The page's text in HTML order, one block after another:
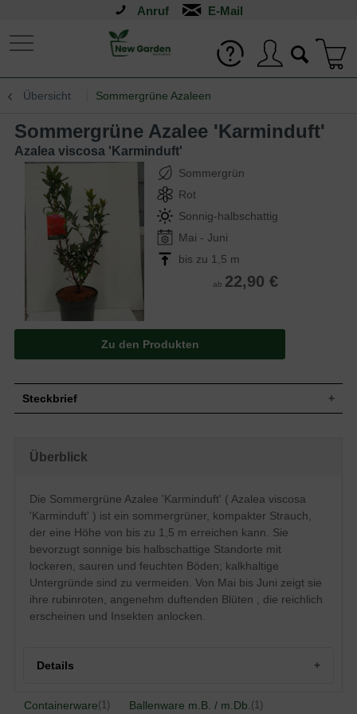
Anruf
Übersicht Sommergrüne Azaleen
Sommergrüne Azalee 'Karminduft'
Azalea viscosa 'Karminduft'
Sommergrün
Rot
Sonnig-halbschattig
Mai - Juni
bis zu 1,5 m
ab 22,90 €
Zu den Produkten
Steckbrief
Wuchs
Blatt
Sommergrün, elliptisch, ledrig, am Ende
leicht zugespitzt, frischgrün, bis zu 10 cm
lang
Frucht
Kapselfrucht
Blüte
Rubinrot, angenehm duftend, reichblühend
Blütezeit
Mai, Juni
Rinde
Braun
Wurzeln
Flachwurzler
Überblick
Die Sommergrüne Azalee 'Karminduft' ( Azalea viscosa
'Karminduft' ) ist ein sommergrüner, kompakter Strauch,
der eine Höhe von bis zu 1,5 m erreichen kann. Sie
bevorzugt sonnige bis halbschattige Standorte mit
lockeren, sauren und feuchten Böden; kalkhaltige
Untergründe sind zu vermeiden. Von Mai bis Juni zeigt sie
ihre rubinroten, angenehm duftenden Blüten , die reichlich
erscheinen und Insekten anlocken.
Details
Containerware(1) Ballenware m.B. / m.Db. (1)